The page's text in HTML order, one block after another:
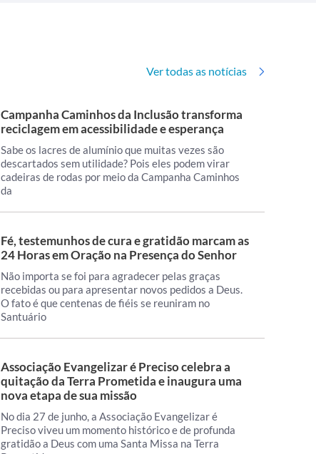
Ver todas as notícias
Campanha Caminhos da Inclusão transforma
reciclagem em acessibilidade e esperança
Sabe os lacres de alumínio que muitas vezes são
descartados sem utilidade? Pois eles podem virar
cadeiras de rodas por meio da Campanha Caminhos
da
Fé, testemunhos de cura e gratidão marcam as
24 Horas em Oração na Presença do Senhor
Não importa se foi para agradecer pelas graças
recebidas ou para apresentar novos pedidos a Deus.
O fato é que centenas de fiéis se reuniram no
Santuário
Associação Evangelizar é Preciso celebra a
quitação da Terra Prometida e inaugura uma
nova etapa de sua missão
No dia 27 de junho, a Associação Evangelizar é
Preciso viveu um momento histórico e de profunda
gratidão a Deus com uma Santa Missa na Terra